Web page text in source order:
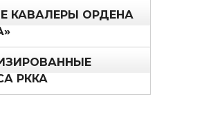
КАВАЛЕРЫ ОРДЕНА
РККА